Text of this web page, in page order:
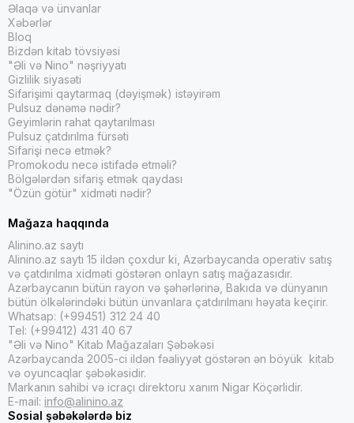
Əlaqə və ünvanlar
Xəbərlər
Bloq
Bizdən kitab tövsiyəsi
"Əli və Nino" nəşriyyatı
Gizlilik siyasəti
Sifarişimi qaytarmaq (dəyişmək) istəyirəm
Pulsuz dənəmə nədir?
Geyimlərin rahat qaytarılması
Pulsuz çatdırılma fürsəti
Sifarişi necə etmək?
Promokodu necə istifadə etməli?
Bölgələrdən sifariş etmək qaydası
"Özün götür" xidməti nədir?
Mağaza haqqında
Alinino.az saytı
Alinino.az saytı 15 ildən çoxdur ki, Azərbaycanda operativ satış
və çatdırılma xidməti göstərən onlayn satış mağazasıdır.
Azərbaycanın bütün rayon və şəhərlərinə, Bakıda və dünyanın
bütün ölkələrindəki bütün ünvanlara çatdırılmanı həyata keçirir.
Whatsap: (+99451) 312 24 40
Tel: (+99412) 431 40 67
"Əli və Nino" Kitab Mağazaları Şəbəkəsi
Azərbaycanda 2005-ci ildən fəaliyyət göstərən ən böyük kitab
və oyuncaqlar şəbəkəsidir.
Markanın sahibi və icraçı direktoru xanım Nigar Köçərlidir.
E-mail: info@alinino.az
Sosial şəbəkələrdə biz